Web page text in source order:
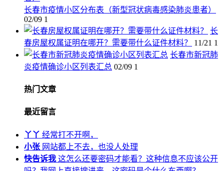
长春市疫情小区分布表（新型冠状病毒感染肺炎患者）
02/09 1
长
春房屋权属证明在哪开？需要带什么证件材料？
11/21 1
长春市新冠肺
炎疫情确诊小区列表汇总 02/09 1
热门文章
最近留言
丫丫 经常打不开啊，
小张 网站都上不去，也没人处理
快告诉我 这怎么还要密码才能看？这种信息不应该公开